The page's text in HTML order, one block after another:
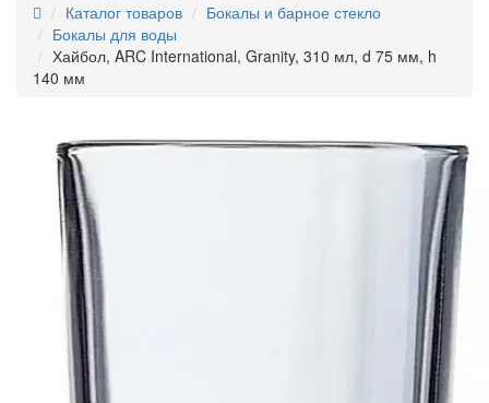
Каталог товаров
Бокалы и барное стекло
Бокалы для воды
Хайбол, ARC International, Granity, 310 мл, d 75 мм, h
140 мм